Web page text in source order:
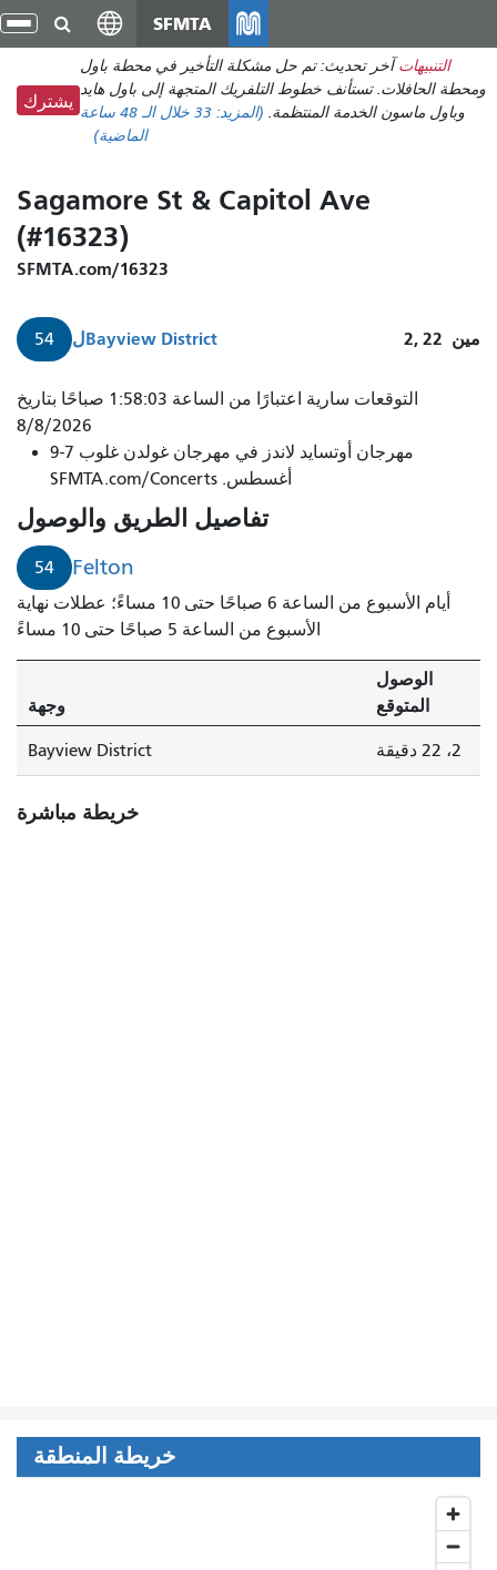
انتقل
إلى
المحتوى
الرئيسي
SFMTA
التنبيهات آخر تحديث: تم حل مشكلة التأخير في محطة باول
ومحطة الحافلات. تستأنف خطوط التلفريك المتجهة إلى باول هايد
وباول ماسون الخدمة المنتظمة. (المزيد: 33
خلال الـ 48 ساعة
الماضية)
يشترك
Sagamore St & Capitol Ave
(#16323)
SFMTA.com/16323
54 لBayview District 2, 22 مين
54
فيلتون
يصل
خلال
دقيقتين.
التوقعات سارية اعتبارًا من الساعة 1:58:03 صباحًا بتاريخ
8/8/2026
مهرجان أوتسايد لاندز في مهرجان غولدن غلوب 7-9
أغسطس. SFMTA.com/Concerts
تفاصيل الطريق والوصول
54 Felton
أيام الأسبوع من الساعة 6 صباحًا حتى 10 مساءً؛ عطلات نهاية
الأسبوع من الساعة 5 صباحًا حتى 10 مساءً
وجهة
الوصول
المتوقع
Bayview District 2، 22 دقيقة
خريطة مباشرة
خريطة المنطقة